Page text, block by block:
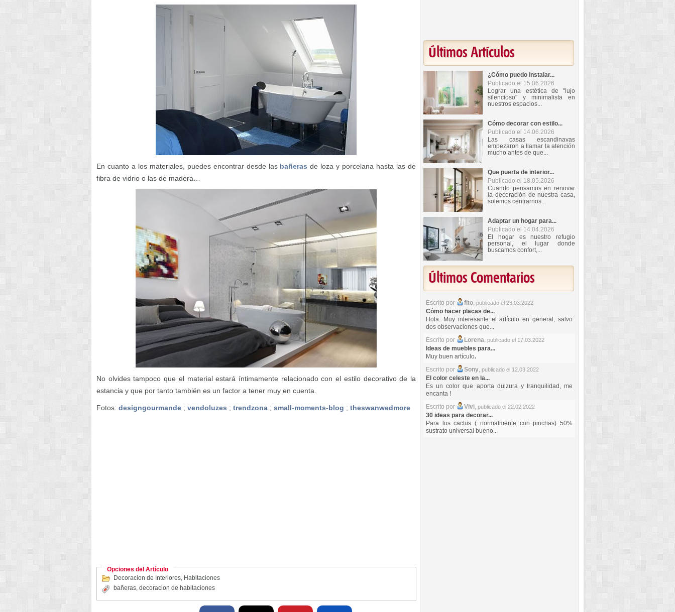
En cuanto a los materiales, puedes encontrar desde las bañeras de loza y porcelana hasta las de
fibra de vidrio o las de madera…
No olvides tampoco que el material estará íntimamente relacionado con el estilo decorativo de la
estancia y que por tanto también es un factor a tener muy en cuenta.
Fotos: designgourmande ; vendoluzes ; trendzona ; small-moments-blog ; theswanwedmore
Opciones del Artículo
Decoracion de Interiores, Habitaciones
bañeras, decoracion de habitaciones
Últimos Artículos
¿Cómo puedo instalar...
Publicado el 15.06.2026
Lograr una estética de "lujo
silencioso" y minimalista en
nuestros espacios...
Cómo decorar con estilo...
Publicado el 14.06.2026
Las casas escandinavas
empezaron a llamar la atención
mucho antes de que...
Que puerta de interior...
Publicado el 18.05.2026
Cuando pensamos en renovar
la decoración de nuestra casa,
solemos centrarnos...
Adaptar un hogar para...
Publicado el 14.04.2026
El hogar es nuestro refugio
personal, el lugar donde
buscamos confort,...
Últimos Comentarios
Escrito por fito, publicado el 23.03.2022
Cómo hacer placas de...
Hola. Muy interesante el artículo en general, salvo
dos observaciones que...
Escrito por
Lorena, publicado el 17.03.2022
Ideas de muebles para...
Muy buen artículo.
Escrito por
Sony, publicado el 12.03.2022
El color celeste en la...
Es un color que aporta dulzura y tranquilidad, me
encanta !
Escrito por
Vivi, publicado el 22.02.2022
30 ideas para decorar...
Para los cactus ( normalmente con pinchas) 50%
sustrato universal bueno...